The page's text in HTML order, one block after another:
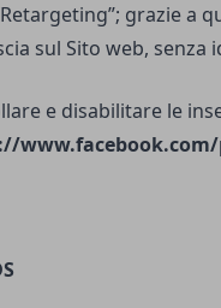
grazie a
sul Sito web, senza
e disabilitare le